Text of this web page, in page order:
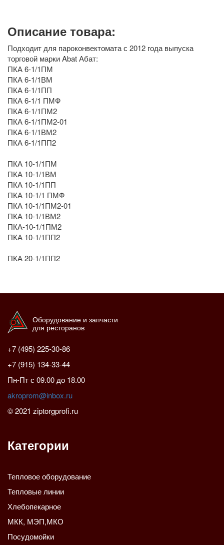
Описание товара:
Подходит для пароконвектомата с 2012 года выпуска
торговой марки Abat Абат:
ПКА 6-1/1ПМ
ПКА 6-1/1ВМ
ПКА 6-1/1ПП
ПКА 6-1/1 ПМФ
ПКА 6-1/1ПМ2
ПКА 6-1/1ПМ2-01
ПКА 6-1/1ВМ2
ПКА 6-1/1ПП2
ПКА 10-1/1ПМ
ПКА 10-1/1ВМ
ПКА 10-1/1ПП
ПКА 10-1/1 ПМФ
ПКА 10-1/1ПМ2-01
ПКА 10-1/1ВМ2
ПКА-10-1/1ПМ2
ПКА 10-1/1ПП2
ПКА 20-1/1ПП2
Оборудование и запчасти
для ресторанов
+7 (495) 225-30-86
+7 (915) 134-33-44
Пн-Пт с 09.00 до 18.00
akroprom@inbox.ru
© 2021 ziptorgprofi.ru
Категории
Тепловое оборудование
Тепловые линии
Хлебопекарное
МКК, МЭП,МКО
Посудомойки